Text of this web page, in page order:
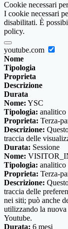
Cookie necessari
I cookie necessari
disabilitati. È
policy.
youtube.com
Nome
Tipologia
Proprieta
Descrizione
Durata
Nome: YSC
Tipologia: analitico
Proprieta: Terza-
Descrizione:
traccia delle
Durata: Sessione
Nome:
Tipologia: analitico
Proprieta: Terza-
Descrizione:
traccia delle
nei siti; può anche
utilizzando la
Youtube.
Durata: 6 mesi